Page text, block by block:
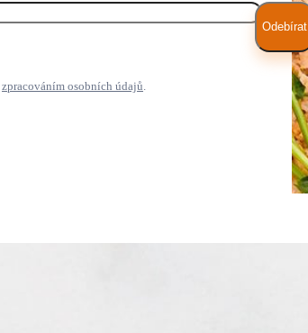
Odebírat
zpracováním osobních údajů